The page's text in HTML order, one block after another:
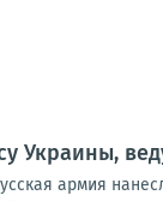
Украины,
армия